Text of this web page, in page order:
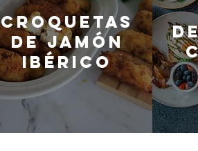
Croquetas
de jamón
ibérico